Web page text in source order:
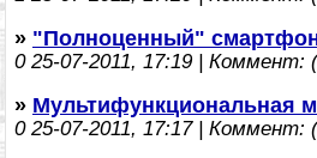
» "Полноценный" смартфон
025-07-2011, 17:19 | Коммент:
» Мультифункциональная
025-07-2011, 17:17 | Коммент: